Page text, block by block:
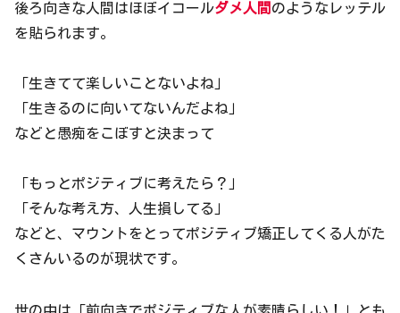
後ろ向きな人間はほぼイコールダメ人間 のようなレッテル
を貼られます。
「生きてて楽しいことないよね」
「生きるのに向いてないんだよね」
などと愚痴をこぼすと決まって
「もっとポジティブに考えたら？」
「そんな考え方、人生損してる」
などと、マウントをとってポジティブ矯正してくる人がた
くさんいるのが現状です。